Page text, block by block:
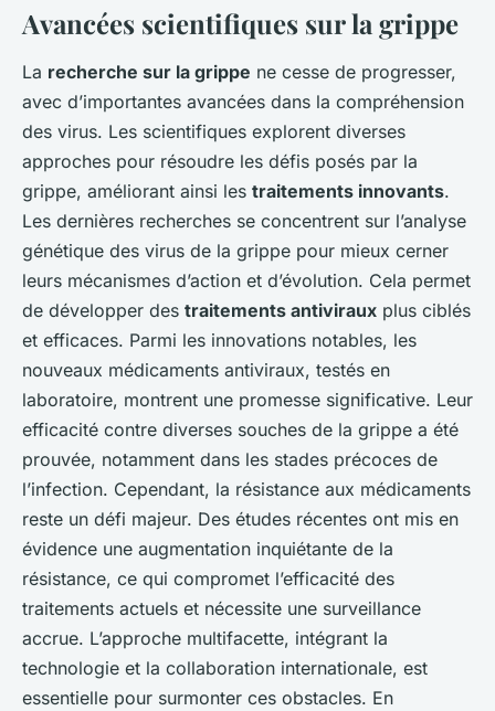
Grippe : avancées
scientifiques et perspectives
Lucie •24 janvier 2025• 5 min de lecture
Avancées scientifiques sur la grippe
La recherche sur la grippe ne cesse de progresser,
avec d’importantes avancées dans la compréhension
des virus. Les scientifiques explorent diverses
approches pour résoudre les défis posés par la
grippe, améliorant ainsi les traitements innovants.
Les dernières recherches se concentrent sur l’analyse
génétique des virus de la grippe pour mieux cerner
leurs mécanismes d’action et d’évolution. Cela permet
de développer des traitements antiviraux plus ciblés
et efficaces. Parmi les innovations notables, les
nouveaux médicaments antiviraux, testés en
laboratoire, montrent une promesse significative. Leur
efficacité contre diverses souches de la grippe a été
prouvée, notamment dans les stades précoces de
l’infection. Cependant, la résistance aux médicaments
reste un défi majeur. Des études récentes ont mis en
évidence une augmentation inquiétante de la
résistance, ce qui compromet l’efficacité des
traitements actuels et nécessite une surveillance
accrue. L’approche multifacette, intégrant la
technologie et la collaboration internationale, est
essentielle pour surmonter ces obstacles. En